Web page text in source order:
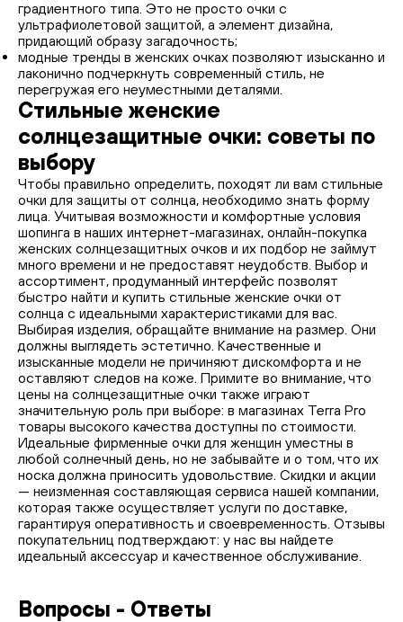
градиентного типа. Это не просто очки с
ультрафиолетовой защитой, а элемент дизайна,
придающий образу загадочность;
модные тренды в женских очках позволяют изысканно и
лаконично подчеркнуть современный стиль, не
перегружая его неуместными деталями.
Стильные женские
солнцезащитные очки: советы по
выбору
Чтобы правильно определить, походят ли вам стильные
очки для защиты от солнца, необходимо знать форму
лица. Учитывая возможности и комфортные условия
шопинга в наших интернет-магазинах, онлайн-покупка
женских солнцезащитных очков и их подбор не займут
много времени и не предоставят неудобств. Выбор и
ассортимент, продуманный интерфейс позволят
быстро найти и купить стильные женские очки от
солнца с идеальными характеристиками для вас.
Выбирая изделия, обращайте внимание на размер. Они
должны выглядеть эстетично. Качественные и
изысканные модели не причиняют дискомфорта и не
оставляют следов на коже. Примите во внимание, что
цены на солнцезащитные очки также играют
значительную роль при выборе: в магазинах Terra Pro
товары высокого качества доступны по стоимости.
Идеальные фирменные очки для женщин уместны в
любой солнечный день, но не забывайте и о том, что их
носка должна приносить удовольствие. Скидки и акции
— неизменная составляющая сервиса нашей компании,
которая также осуществляет услуги по доставке,
гарантируя оперативность и своевременность. Отзывы
покупательниц подтверждают: у нас вы найдете
идеальный аксессуар и качественное обслуживание.
Вопросы - Ответы